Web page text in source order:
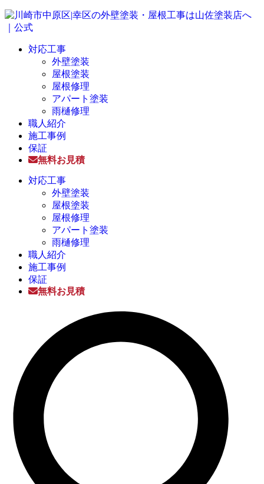
対応工事
外壁塗装
屋根塗装
屋根修理
アパート塗装
雨樋修理
職人紹介
施工事例
保証
無料お見積
対応工事
外壁塗装
屋根塗装
屋根修理
アパート塗装
雨樋修理
職人紹介
施工事例
保証
無料お見積